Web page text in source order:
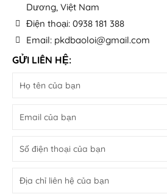
Dương, Việt Nam
Điện thoại: 0938 181 388
Email: pkdbaoloi@gmail.com
GỬI LIÊN HỆ: